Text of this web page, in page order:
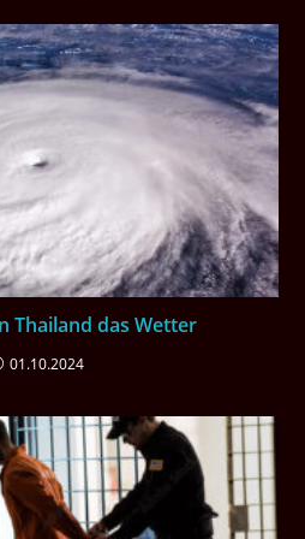
Thailand das Wetter
01.10.2024